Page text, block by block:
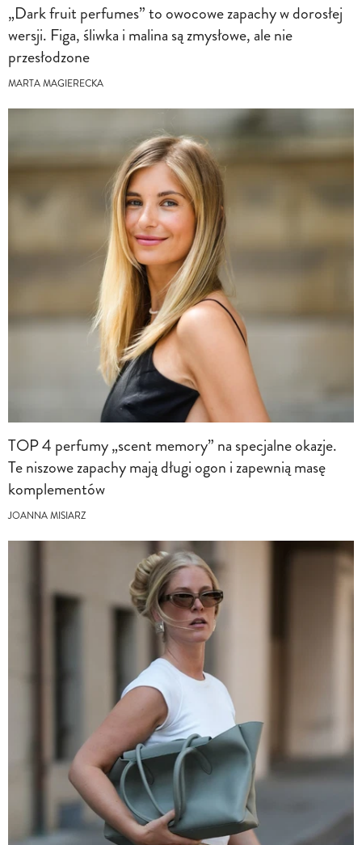
„Dark fruit perfumes” to owocowe zapachy w dorosłej
wersji. Figa, śliwka i malina są zmysłowe, ale nie
przesłodzone
MARTA MAGIERECKA
TOP 4 perfumy „scent memory” na specjalne okazje.
Te niszowe zapachy mają długi ogon i zapewnią masę
komplementów
JOANNA MISIARZ